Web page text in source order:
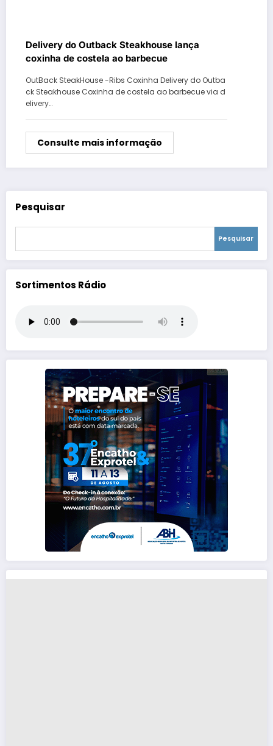
Delivery do Outback Steakhouse lança
coxinha de costela ao barbecue
OutBack SteakHouse -Ribs Coxinha Delivery do Outba
ck Steakhouse Coxinha de costela ao barbecue via d
elivery…
Consulte mais informação
Pesquisar
Pesquisar
Sortimentos Rádio